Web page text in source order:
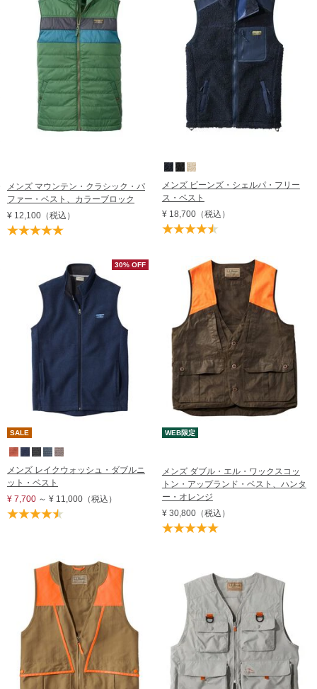
メンズ マウンテン・クラシック・パ
ファー・ベスト、カラーブロック
¥ 12,100 （税込）
メンズ ビーンズ・シェルパ・フリー
ス・ベスト
¥ 18,700（税込）
30% OFF
SALE
メンズ レイクウォッシュ・ダブルニ
ット・ベスト
¥ 7,700 ～ ¥ 11,000 （税込）
WEB限定
メンズ ダブル・エル・ワックスコッ
トン・アップランド・ベスト、ハンタ
ー・オレンジ
¥ 30,800（税込）